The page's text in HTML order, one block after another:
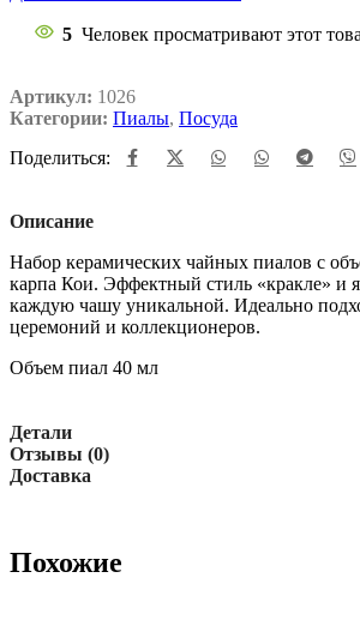
5 Человек просматривают этот
Артикул: 1026
Категории: Пиалы, Посуда
Поделиться:
Описание
Набор керамических чайных пиалов с
карпа Кои. Эффектный стиль «кракле» и
каждую чашу уникальной. Идеально
церемоний и коллекционеров.
Объем пиал 40 мл
Детали
Отзывы (0)
Доставка
Похожие